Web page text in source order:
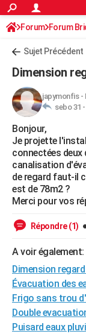
ACTUALITÉS
Politique
Société
Faits Divers
Education
Monde
Villes
+
FINANCE
Retraite
Impôts
Epargne
Immobilier
Risques naturels
Banque
Assurance
Crédit
AUTO
Essais
Réserver un essai
Citadines
Berlines
SUV
Forum auto
+HIGH-TECH
Mobiles
Meilleur smartphone
Internet
Ordinateurs
Jeux vidéo
Guide high-tech
+BRICOLAGE
Forum
Aménagement
Extérieur
Cuisine
Salle de bains
Jardinage
Rangement
WEEK-END
Guides de France
Escapades
Patrimoine
Expositions
Week-end nature
Art de vivre
Bien-être
Loisirs
Mode
Modes de vie
Alimentation
Guide de la santé
Maladies
Médicaments
Sommeil
Destinations
City break
Voyage nature
Voyage de noces
Forum
Climat
+PHOTO
GUIDES D'ACHAT
Forum Forum
Charpente, toiture,
Sujet Précédent
Dimension
japymonfis-
sebo 31 -
Bonjour,
Je projette
connectées
canalisation
de regard faut-il
est de 78m2 ?
Merci pour vos
Répondre (1)
A voir également:
Dimension
Évacuation des
Frigo sans trou
Double
Puisard eaux